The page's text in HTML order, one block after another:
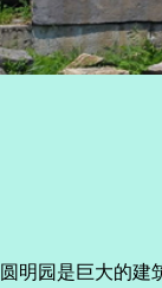
圆明园是巨大的建